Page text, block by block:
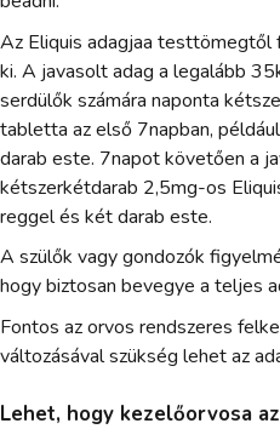
Az Eliquis adagjaa testtömegtől
ki. A javasolt adag a legalább
serdülők számára naponta
tabletta az első 7napban,
darab este. 7napot követően a
kétszerkétdarab 2,5mg-os
reggel és két darab este.
A szülők vagy gondozók
hogy biztosan bevegye a teljes
Fontos az orvos rendszeres
változásával szükség lehet az
Lehet, hogy kezelőorvosa